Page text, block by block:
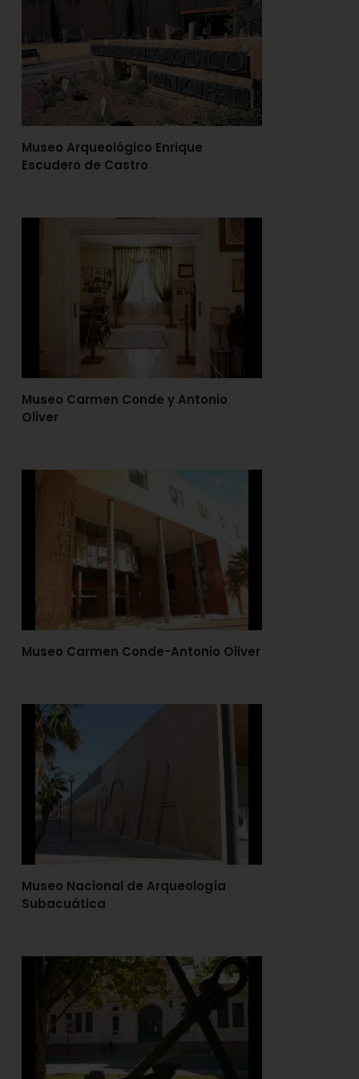
Museo Arqueológico Enrique
Escudero de Castro
Museo Carmen Conde y Antonio
Oliver
Museo Carmen Conde-Antonio Oliver
Museo Nacional de Arqueología
Subacuática